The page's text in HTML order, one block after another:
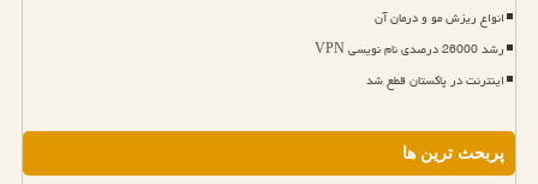
انواع ریزش مو و درمان آن
رشد 26000 درصدی نام نویسی VPN
اینترنت در پاکستان قطع شد
پربحث ترین ها